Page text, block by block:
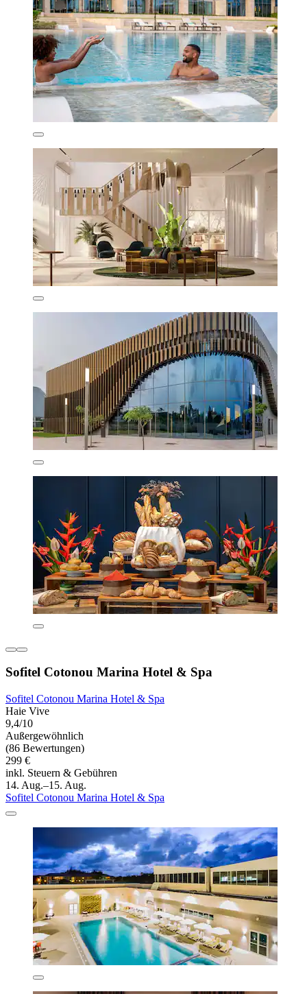
Sofitel Cotonou Marina Hotel & Spa
Sofitel Cotonou Marina Hotel & Spa
Haie Vive
9,4/10
Außergewöhnlich
(86 Bewertungen)
299 €
inkl. Steuern & Gebühren
14. Aug.–15. Aug.
Sofitel Cotonou Marina Hotel & Spa